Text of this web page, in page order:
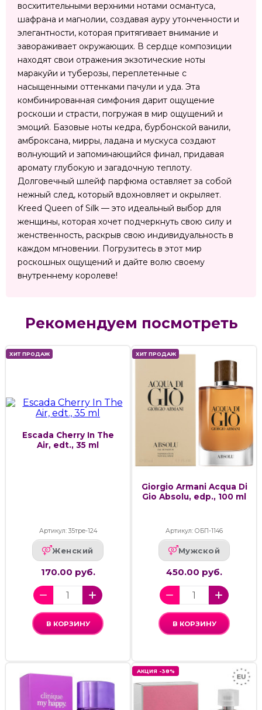
восхитительными верхними нотами османтуса,
шафрана и магнолии, создавая ауру утонченности и
элегантности, которая притягивает внимание и
завораживает окружающих. В сердце композиции
находят свои отражения экзотические ноты
маракуйи и туберозы, переплетенные с
насыщенными оттенками пачули и уда. Эта
комбинированная симфония дарит ощущение
роскоши и страсти, погружая в мир ощущений и
эмоций. Базовые ноты кедра, бурбонской ванили,
амброксана, мирры, ладана и мускуса создают
волнующий и запоминающийся финал, придавая
аромату глубокую и загадочную теплоту.
Долговечный шлейф парфюма оставляет за собой
нежный след, который вдохновляет и окрыляет.
Kreed Queen of Silk — это идеальный выбор для
женщины, которая хочет подчеркнуть свою силу и
женственность, раскрыв свою индивидуальность в
каждом мгновении. Погрузитесь в этот мир
роскошных ощущений и дайте волю своему
внутреннему королеве!
Рекомендуем посмотреть
ХИТ ПРОДАЖ
Escada Cherry In The
Air, edt., 35 ml
Артикул: 35тре-124
Женский
170.00 руб.
В КОРЗИНУ
ХИТ ПРОДАЖ
Giorgio Armani Acqua Di
Gio Absolu, edp., 100 ml
Артикул: ОБП-1146
Мужской
450.00 руб.
В КОРЗИНУ
АКЦИЯ -38%